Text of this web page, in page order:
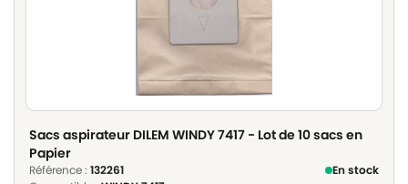
Sacs aspirateur DILEM WINDY 7417 - Lot de 10 sacs en
Papier
Référence : 132261
En stock